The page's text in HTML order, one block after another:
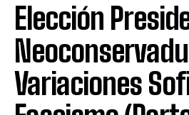
Elección
Variaciones